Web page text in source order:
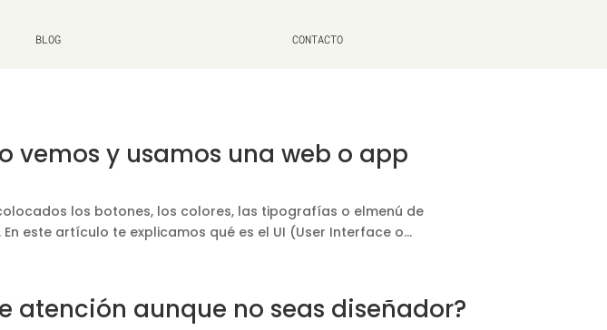
BLOG CONTACTO
vemos y usamos una web o app
los botones, los colores, las tipografías o elmenú de
este artículo te explicamos qué es el UI (User Interface o...
atención aunque no seas diseñador?